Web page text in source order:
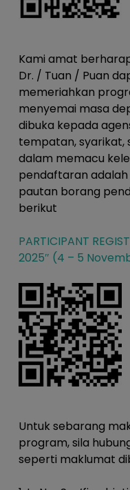
Kami amat
Dr. / Tuan / Puan
memeriahkan
menyemai masa
dibuka kepada
tempatan, syarikat,
dalam memacu
pendaftaran
pautan borang
berikut
PARTICIPANT
2025″ (4 – 5
Untuk sebarang
program, sila
seperti maklumat